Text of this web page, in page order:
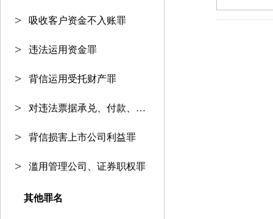
吸收客户资金不入账罪
违法运用资金罪
背信运用受托财产罪
对违法票据承兑、付款、保证罪
背信损害上市公司利益罪
滥用管理公司、证券职权罪
其他罪名